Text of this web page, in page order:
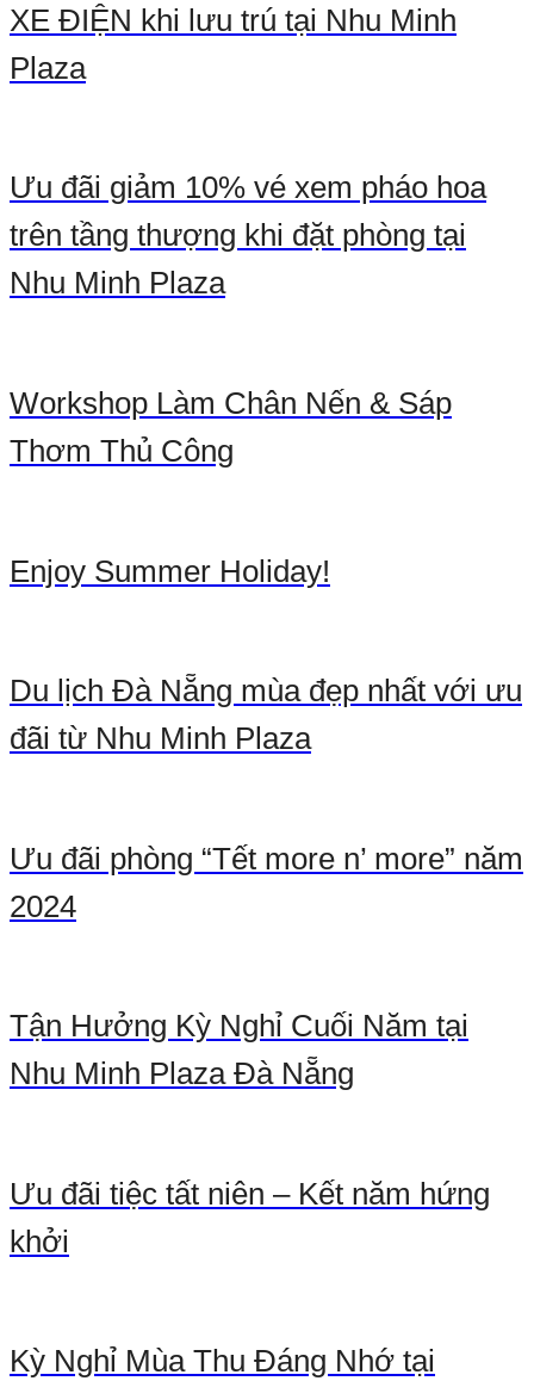
XE ĐIỆN khi lưu trú tại Nhu Minh
Plaza
Ưu đãi giảm 10% vé xem pháo hoa
trên tầng thượng khi đặt phòng tại
Nhu Minh Plaza
Workshop Làm Chân Nến & Sáp
Thơm Thủ Công
Enjoy Summer Holiday!
Du lịch Đà Nẵng mùa đẹp nhất với ưu
đãi từ Nhu Minh Plaza
Ưu đãi phòng “Tết more n’ more” năm
2024
Tận Hưởng Kỳ Nghỉ Cuối Năm tại
Nhu Minh Plaza Đà Nẵng
Ưu đãi tiệc tất niên – Kết năm hứng
khởi
Kỳ Nghỉ Mùa Thu Đáng Nhớ tại